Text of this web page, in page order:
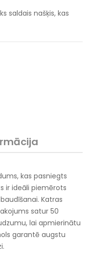
saldais našķis, kas
kas pasniegts
ir ideāli piemērots
Katras
satur 50
lai apmierinātu
garantē augstu